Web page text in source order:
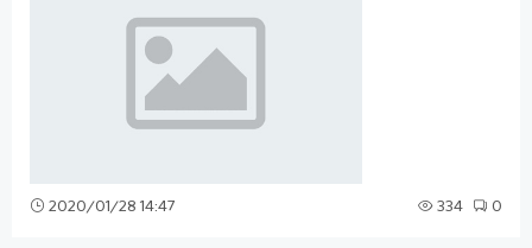
2020/01/28 14:47 334 0